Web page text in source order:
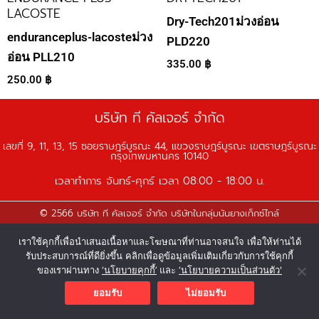
LACOSTE
enduranceplus-lacosteม่วง
อ่อน PLL210
250.00 ฿
Dry-Tech201ม่วงอ่อน
PLD220
335.00 ฿
บริษัท ที คัลเจอร์ จำกัด
เลขที่ 9, 11, 13, 15 ซอยราษฎร์บูรณะ 44, แขวงราษฎร์บูรณะ เขตราษฎร์บูรณะ
กรุงเทพมหานคร 10140
เวลาทำการ จันทร์-ศุกร์ เวลา 08:00 - 18:00 น.
© 2566 บริษัท ที คัลเจอร์ จำกัด บริษัทในกลุ่มนันยางเท็กซ์ไทล์
F
a
c
e
b
Y
o
u
t
L
i
n
e
I
n
s
t
a
T
i
k
t
เราใช้คุกกี้เพื่อนำเสนอเนื้อหาและโฆษณาที่ท่านอาจสนใจ เพื่อให้ท่านได้
รับประสบการณ์ที่ดียิ่งขึ้น คลิกเพื่อดูข้อมูลเพิ่มเติมเกี่ยวกับการใช้คุกกี้
ของเราผ่านทาง ‘นโยบายคุกกี้’ และ ‘นโยบายความเป็นส่วนตัว'
ยอมรับ
ไม่ยอมรับ